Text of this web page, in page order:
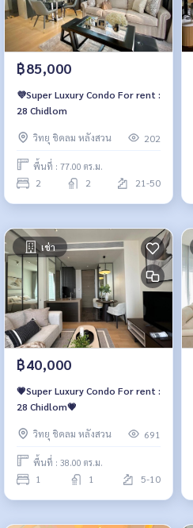
฿85,000
💜Super Luxury Condo For rent :
28 Chidlom
วิทยุ ชิดลม หลังสวน 202
พื้นที่ : 77.00 ตร.ม.
2 2 21-50
เช่า
฿40,000
💗Super Luxury Condo For rent :
28 Chidlom💗
วิทยุ ชิดลม หลังสวน 691
พื้นที่ : 38.00 ตร.ม.
1 1 5-10